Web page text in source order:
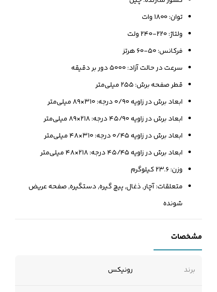
توان: ۱۸۰۰ وات
ولتاژ: ۲۲۰-۲۴۰ ولت
فرکانس: ۵۰-۶۰ هرتز
سرعت در حالت آزاد: ۵۰۰۰ دور بر دقیقه
قطر صفحه برش: ۲۵۵ میلی‌متر
ابعاد برش در زاویه ۰/۹۰ درجه: ۳۱۰×۸۹ میلی‌متر
ابعاد برش در زاویه ۴۵/۹۰ درجه: ۲۱۸×۸۹ میلی‌متر
ابعاد برش در زاویه ۰/۴۵ درجه: ۳۱۰×۴۸ میلی‌متر
ابعاد برش در زاویه ۴۵/۴۵ درجه: ۲۱۸×۴۸ میلی‌متر
وزن: ۲۳.۶ کیلوگرم
متعلقات: آچار, ذغال, پیچ گیره, دستگیره, صفحه عریض
شونده
مشخصات
برند رونیکس